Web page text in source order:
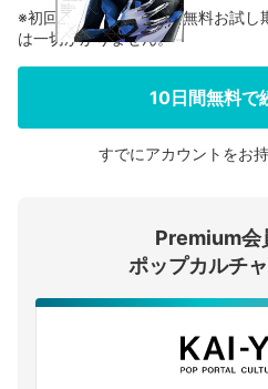
会員登録
ログイ
※初回登録の方に限り、無料お試し
は一切かかりません。
10日間無料で
すでにアカウントをお
Premium会
ポップカルチ